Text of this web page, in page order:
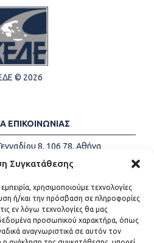
Συγκατάθεσης
χρησιμοποιούμε τεχνολογίες
ή/και την πρόσβαση σε πληροφορίες
εν λόγω τεχνολογίες θα μας
προσωπικού χαρακτήρα, όπως
αναγνωριστικά σε αυτόν τον
© 2026
ΕΠΙΚΟΙΝΩΝΙΑΣ
8, 106 78, Αθήνα
+30 213-2147500
info@kede.gr
ΣΥΝΔΕΣΜΟΙ